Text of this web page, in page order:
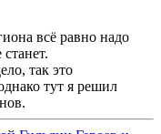
всё равно надо
так это
тут я решил